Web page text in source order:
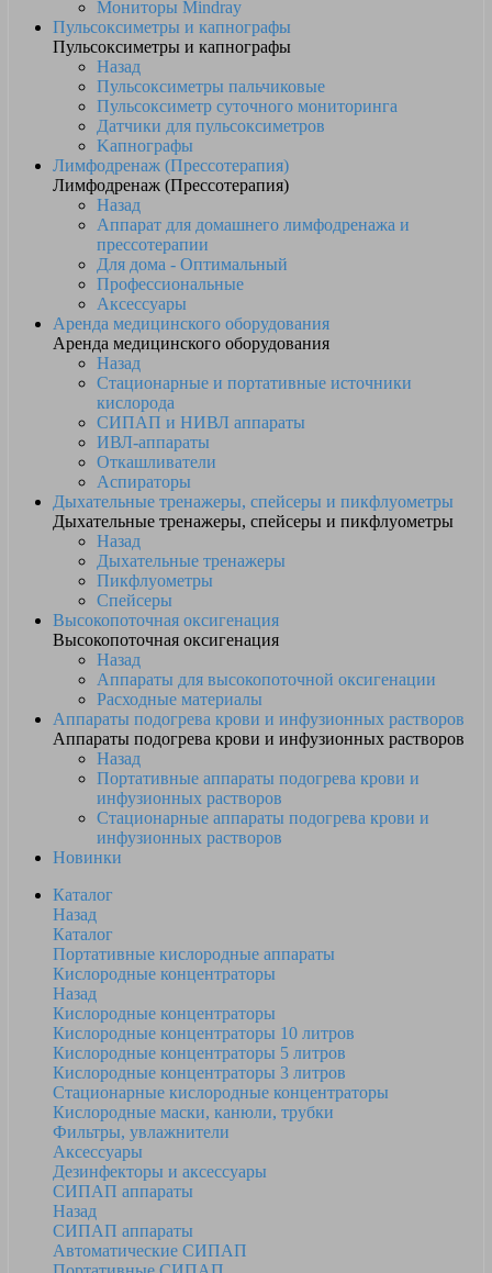
Мониторы Mindray
Пульсоксиметры и капнографы
Пульсоксиметры и капнографы
Назад
Пульсоксиметры пальчиковые
Пульсоксиметр суточного мониторинга
Датчики для пульсоксиметров
Kапнографы
Лимфодренаж (Прессотерапия)
Лимфодренаж (Прессотерапия)
Назад
Аппарат для домашнего лимфодренажа и
прессотерапии
Для дома - Оптимальный
Профессиональные
Аксессуары
Аренда медицинского оборудования
Аренда медицинского оборудования
Назад
Стационарные и портативные источники
кислорода
СИПАП и НИВЛ аппараты
ИВЛ-аппараты
Откашливатели
Аспираторы
Дыхательные тренажеры, спейсеры и пикфлуометры
Дыхательные тренажеры, спейсеры и пикфлуометры
Назад
Дыхательные тренажеры
Пикфлуометры
Спейсеры
Высокопоточная оксигенация
Высокопоточная оксигенация
Назад
Аппараты для высокопоточной оксигенации
Расходные материалы
Аппараты подогрева крови и инфузионных растворов
Аппараты подогрева крови и инфузионных растворов
Назад
Портативные аппараты подогрева крови и
инфузионных растворов
Стационарные аппараты подогрева крови и
инфузионных растворов
Новинки
Каталог
Назад
Каталог
Портативные кислородные аппараты
Кислородные концентраторы
Назад
Кислородные концентраторы
Кислородные концентраторы 10 литров
Кислородные концентраторы 5 литров
Кислородные концентраторы 3 литров
Стационарные кислородные концентраторы
Кислородные маски, канюли, трубки
Фильтры, увлажнители
Аксессуары
Дезинфекторы и аксессуары
СИПАП аппараты
Назад
СИПАП аппараты
Автоматические СИПАП